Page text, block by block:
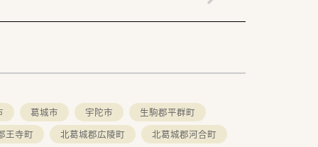
葛城市 宇陀市
生駒郡平群町
王寺町 北葛城郡広陵町
北葛城郡河合町